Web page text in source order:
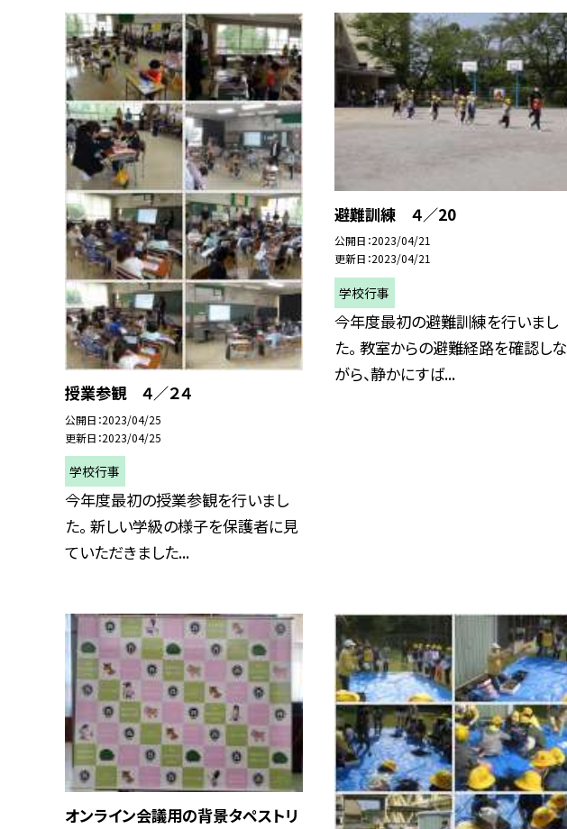
授業参観 ４／２４
公開日 2023/04/25
更新日 2023/04/25
学校行事
今年度最初の授業参観を行いまし
た。 新しい学級の様子を保護者に見
ていただきました...
避難訓練 ４／20
公開日 2023/04/21
更新日 2023/04/21
学校行事
今年度最初の避難訓練を行いまし
た。 教室からの避難経路を確認しな
がら、静かにすば...
オンライン会議用の背景タペストリ